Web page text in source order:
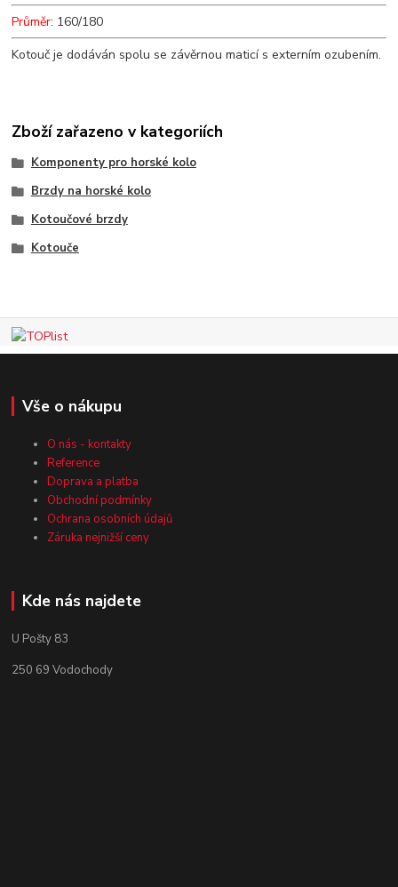
Průměr: 160/180
Kotouč je dodáván spolu se závěrnou maticí s externím ozubením.
Zboží zařazeno v kategoriích
Komponenty pro horské kolo
Brzdy na horské kolo
Kotoučové brzdy
Kotouče
Vše o nákupu
O nás - kontakty
Reference
Doprava a platba
Obchodní podmínky
Ochrana osobních údajů
Záruka nejnižší ceny
Kde nás najdete
U Pošty 83
250 69 Vodochody